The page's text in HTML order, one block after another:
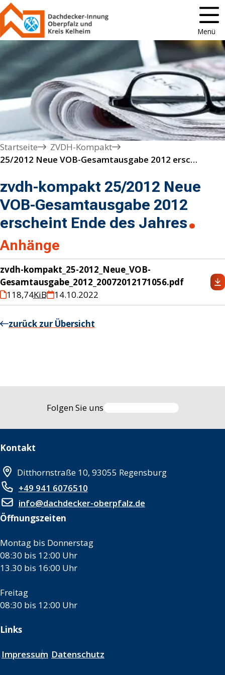
Menü
Startseite
ZVDH-Kompakt
25/2012 Neue VOB-Gesamtausgabe 2012 erscheint Ende des Jahres
zvdh-kompakt 25/2012 Neue
VOB-Gesamtausgabe 2012
erscheint Ende des Jahres
Anhänge
zvdh-kompakt_25-2012_Neue_VOB-
Gesamtausgabe_2012_20072012171056.pdf
118,74KiB 14.10.2022
zurück zur Übersicht
Folgen Sie uns
Kontakt
Ditthornstraße 10, 93055 Regensburg
+49 941 6076510
info@dachdecker-oberpfalz.de
Öffnungszeiten
Montag bis Donnerstag
08:30 bis 12:00 Uhr
13.30 bis 16:00 Uhr
Freitag
08:30 bis 12:00 Uhr
Links
Impressum Datenschutz